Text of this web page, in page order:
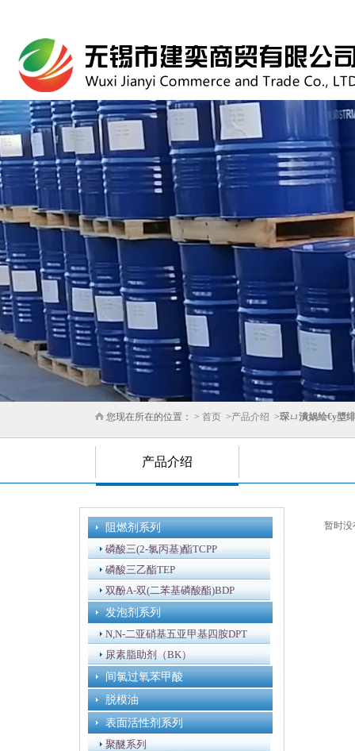
您现在所在的位置： > 首页 >产品介绍 >琛ㄩ潰娲绘€у墏
产品介绍
阻燃剂系列
磷酸三(2-氯丙基)酯TCPP
磷酸三乙酯TEP
双酚A-双(二苯基磷酸酯)BDP
发泡剂系列
N,N-二亚硝基五亚甲基四胺DPT
尿素脂助剂（BK）
间氯过氧苯甲酸
脱模油
表面活性剂系列
聚醚系列
暂时没